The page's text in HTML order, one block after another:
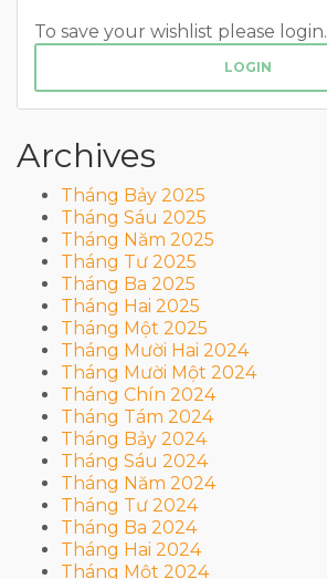
To save your wishlist please login.
LOGIN
Archives
Tháng Bảy 2025
Tháng Sáu 2025
Tháng Năm 2025
Tháng Tư 2025
Tháng Ba 2025
Tháng Hai 2025
Tháng Một 2025
Tháng Mười Hai 2024
Tháng Mười Một 2024
Tháng Chín 2024
Tháng Tám 2024
Tháng Bảy 2024
Tháng Sáu 2024
Tháng Năm 2024
Tháng Tư 2024
Tháng Ba 2024
Tháng Hai 2024
Tháng Một 2024